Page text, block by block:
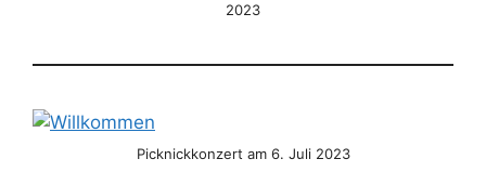
2023
Picknickkonzert am 6. Juli 2023